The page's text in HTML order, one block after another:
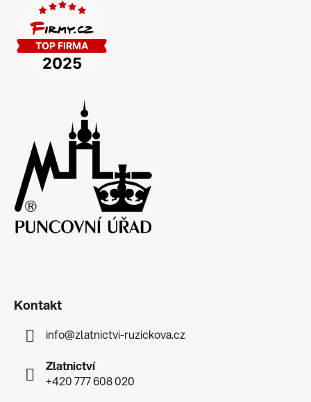
Kontakt
info@zlatnictvi-ruzickova.cz
Zlatnictví
+420 777 608 020